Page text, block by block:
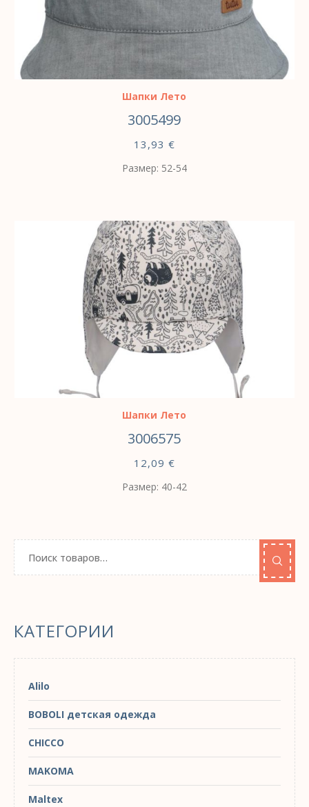
ВЫБЕРИТЕ ПАРАМЕТРЫ
Шапки Лето
3005499
13,93 €
Размер: 52-54
ВЫБЕРИТЕ ПАРАМЕТРЫ
Шапки Лето
3006575
12,09 €
Размер: 40-42
КАТЕГОРИИ
Alilo
BOBOLI детская одежда
CHICCO
MAKOMA
Maltex